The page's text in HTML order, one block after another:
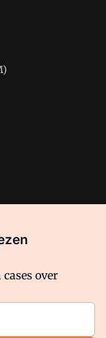
ons manifestwaar
site zijn de
over